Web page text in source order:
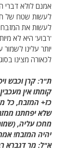
אמנם לולא דברי
לעשות שטח של
לעשות את המזבח
'רבוע' היא לא
יותר עלינו
לכאורה מצינו
ת"ר: קרן וכבש
קומתו אין
כז+ המזבח, כל
שלא יפחתנו
מחכו עליה,
יהיה המזבח!
א"ל: מר דגברא